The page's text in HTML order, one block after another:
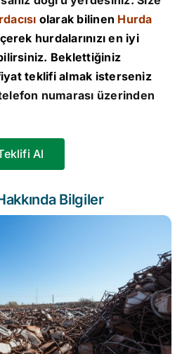
olarak bilinen Hurda
hurdalarınızı en iyi
Beklettiğiniz
fiyat teklifi almak isterseniz
numarası üzerinden
Al
Bilgiler